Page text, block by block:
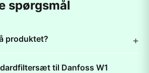
spørgsmål
produktet?
til Danfoss W1